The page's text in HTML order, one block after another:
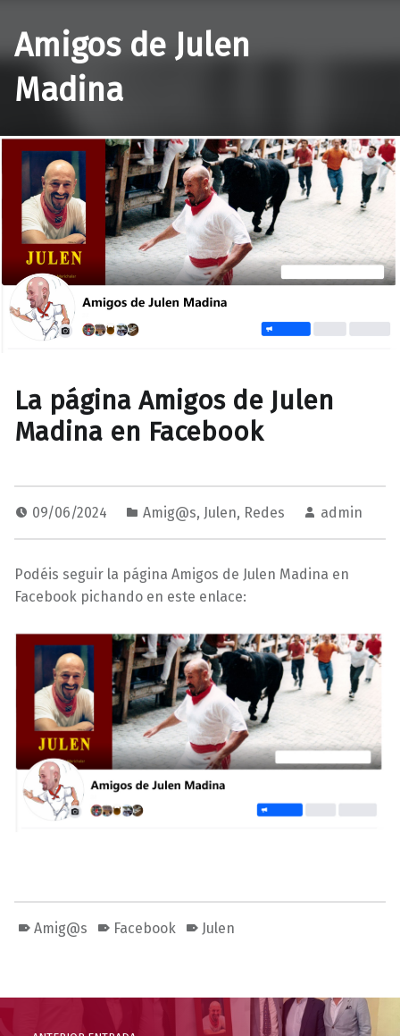
Amigos de Julen
Madina
La página Amigos de Julen
Madina en Facebook
09/06/2024 Amig@s, Julen, Redes admin
Podéis seguir la página Amigos de Julen Madina en
Facebook pichando en este enlace:
Amig@s Facebook Julen
Navegación de entradas